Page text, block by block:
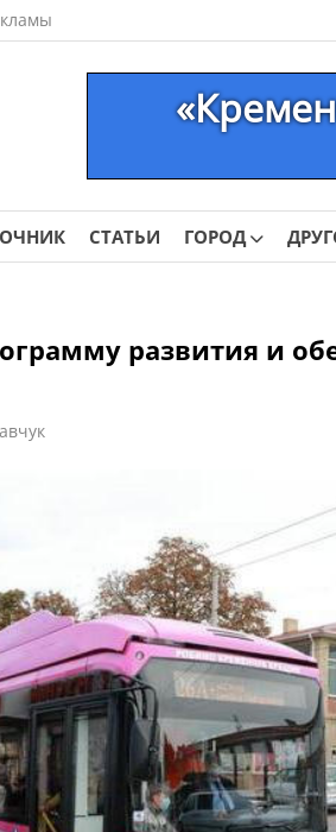
СТАТЬИ ГОРОД
развития и